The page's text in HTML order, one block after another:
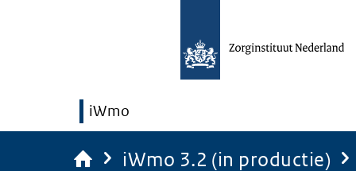
iWmo
iWmo 3.2 (in productie)